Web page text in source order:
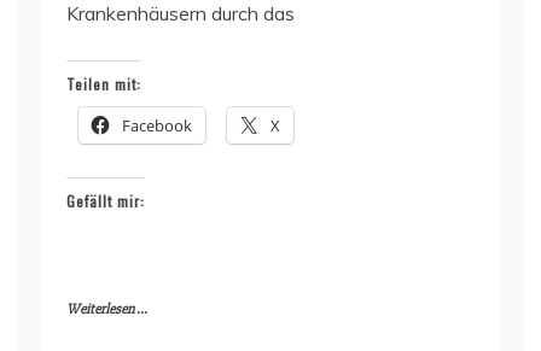
Krankenhäusern durch das
Teilen mit:
Facebook X
Gefällt mir:
Weiterlesen ...